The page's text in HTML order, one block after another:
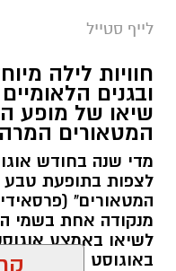
לייף סטייל
חוויות לילה
ובגנים
שיאו של מופע
המטאורים
מדי שנה בחודש
לצפות בתופעת טבע
המטאורים"
מנקודה אחת בשמי
באוגוסט 2026.